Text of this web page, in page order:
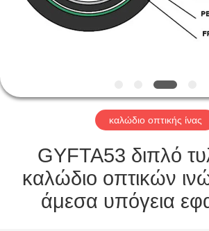
ΠΟΙΟΤΙΚΌΣ
ΜΑΣ
ΕΛΆΤΕ
ΕΠΑΦΉ
ΜΕ
ΖΗΤΉΣΤΕ
καλώδιο οπτικής ίνας
GYFTA53 διπλό
καλώδιο οπτικών
άμεσα υπόγεια